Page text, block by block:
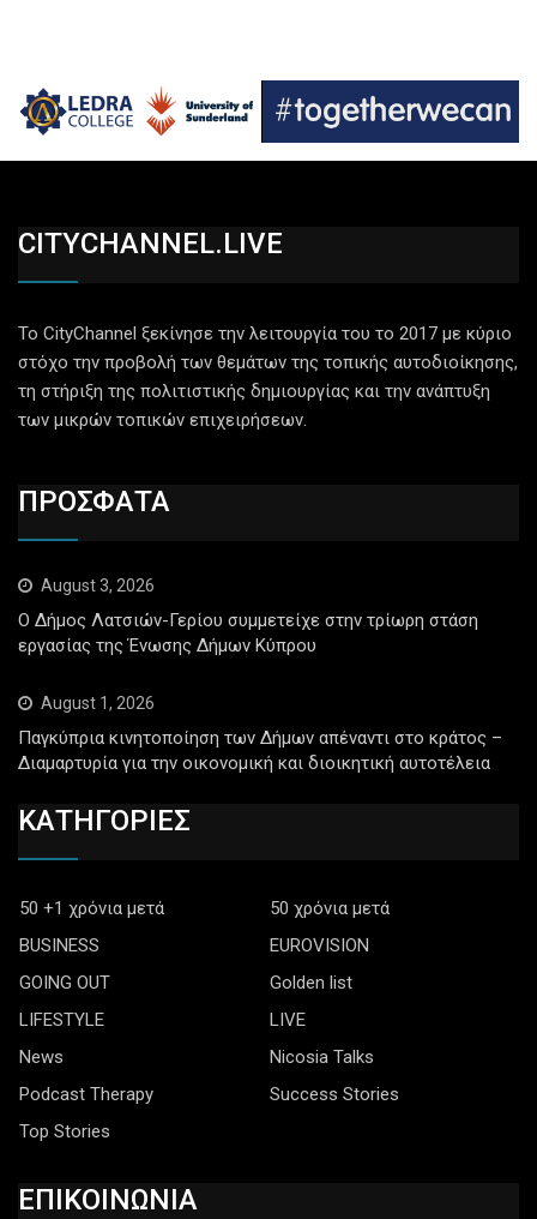
CITYCHANNEL.LIVE
Το CityChannel ξεκίνησε την λειτουργία του το 2017 με κύριο
στόχο την προβολή των θεμάτων της τοπικής αυτοδιοίκησης,
τη στήριξη της πολιτιστικής δημιουργίας και την ανάπτυξη
των μικρών τοπικών επιχειρήσεων.
ΠΡΟΣΦΑΤΑ
August 3, 2026
Ο Δήμος Λατσιών-Γερίου συμμετείχε στην τρίωρη στάση
εργασίας της Ένωσης Δήμων Κύπρου
August 1, 2026
Παγκύπρια κινητοποίηση των Δήμων απέναντι στο κράτος –
Διαμαρτυρία για την οικονομική και διοικητική αυτοτέλεια
ΚΑΤΗΓΟΡΙΕΣ
50 +1 χρόνια μετά
50 χρόνια μετά
BUSINESS
EUROVISION
GOING OUT
Golden list
LIFESTYLE
LIVE
News
Nicosia Talks
Podcast Therapy
Success Stories
Top Stories
ΕΠΙΚΟΙΝΩΝΙΑ